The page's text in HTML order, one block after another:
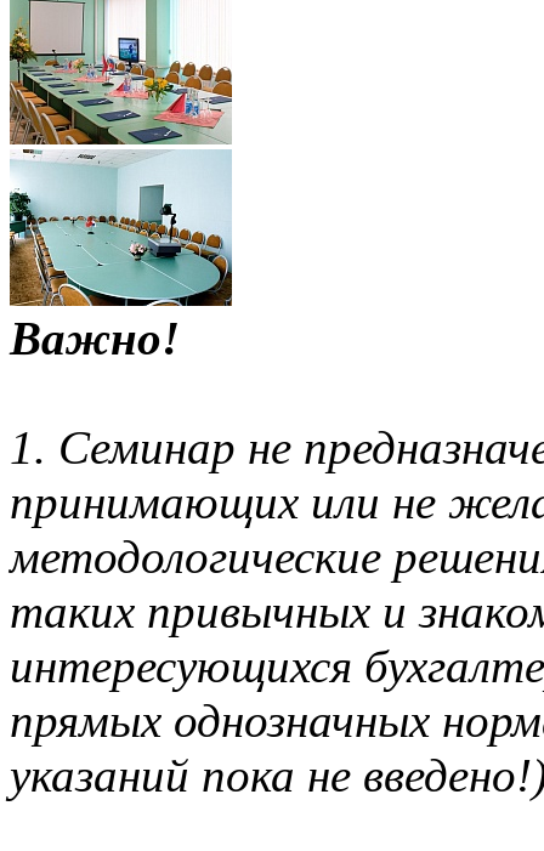
Важно!
1. Семинар не
принимающих или не
методологические
таких привычных и
интересующихся
прямых однозначных
указаний пока не